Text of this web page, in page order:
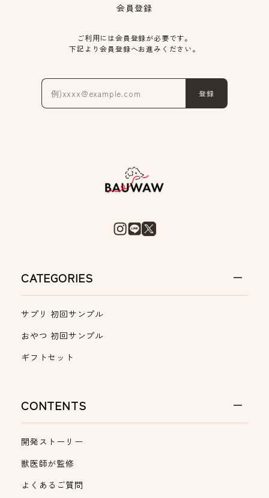
会員登録
ご利用には会員登録が必要です。
下記より会員登録へお進みください。
登録
CATEGORIES
サプリ 初回サンプル
おやつ 初回サンプル
ギフトセット
CONTENTS
開発ストーリー
獣医師が監修
よくあるご質問